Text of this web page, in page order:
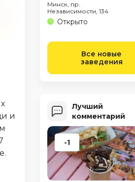
и
Минск, пр.
Независимости, 134
Открыто
Все новые
заведения
Лучший
комментарий
-1